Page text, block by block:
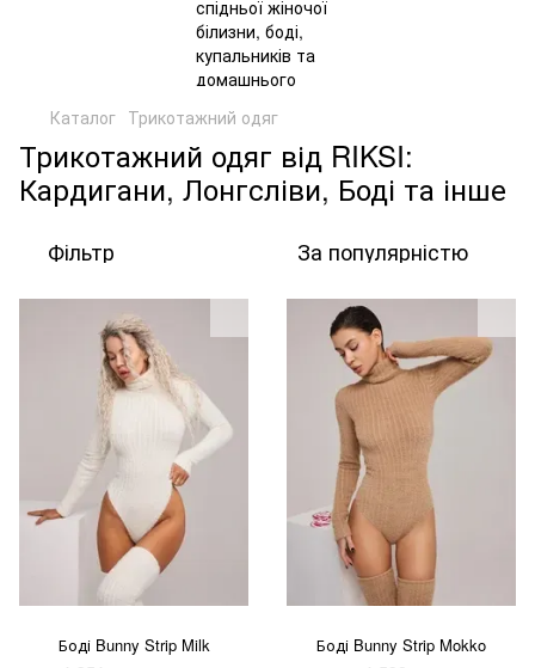
Каталог Трикотажний одяг
Трикотажний одяг від RIKSI:
Кардигани, Лонгсліви, Боді та інше
Фільтр За популярністю
Боді Bunny Strip Milk Боді Bunny Strip Mokko